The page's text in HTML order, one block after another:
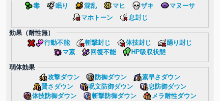
毒
眠り 混乱 マヒ ザキ
マヌーサ
マホトーン
息封じ
効果（耐性無）
行動不能
斬撃封じ 体技封じ
踊り封じ
マ素
回復不能 HP吸収状態
弱体効果
攻撃ダウン
防御ダウン
素早さダウン
賢さダウン
呪文防御ダウン
息防御ダウン
体技防御ダウン
斬撃防御ダウン
メラ耐性ダウン